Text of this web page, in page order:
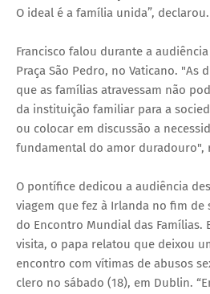
O ideal é a família unida”, declarou.
Francisco falou durante a
Praça São Pedro, no Vaticano. "As
que as famílias atravessam não
da instituição familiar para a
ou colocar em discussão a
fundamental do amor duradouro",
O pontífice dedicou a audiência
viagem que fez à Irlanda no fim de
do Encontro Mundial das Famílias.
visita, o papa relatou que deixou
encontro com vítimas de abusos
clero no sábado (18), em Dublin.